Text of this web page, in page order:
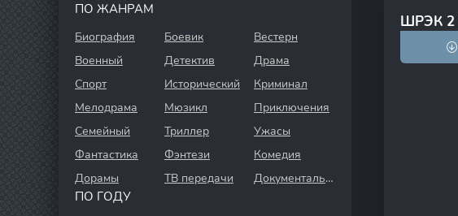
ШРЭК7.9
ПО ЖАНРАМ
Биография Боевик
Вестерн
Военный
Детектив
Драма
Спорт
Исторический
Криминал
Мелодрама
Мюзикл
Приключения
Семейный
Триллер
Ужасы
Фантастика
Фэнтези
Комедия
Дорамы
ТВ передачи Документальный
ПО ГОДУ